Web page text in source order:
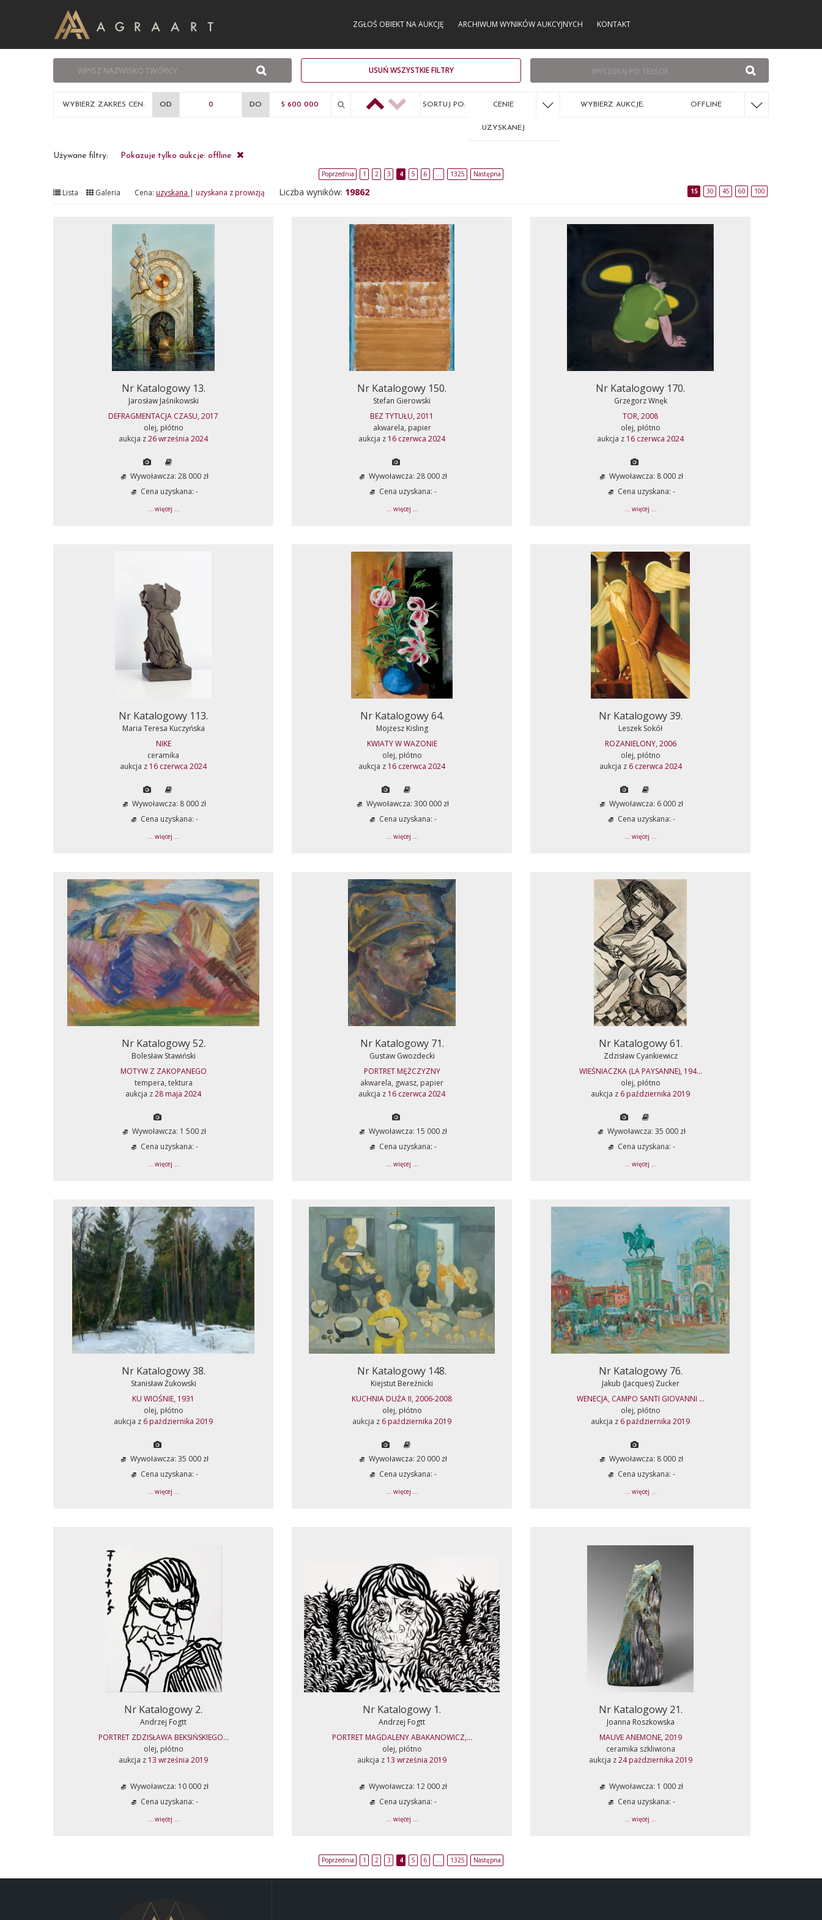
ZGŁOŚ OBIEKT NA AUKCJĘ ARCHIWUM WYNIKÓW AUKCYJNYCH KONTAKT
USUŃ WSZYSTKIE FILTRY
WYBIERZ ZAKRES CEN: OD DO SORTUJ PO: CENIE
UZYSKANEJ
WYBIERZ AUKCJE: OFFLINE
Używane filtry: Pokazuje tylko aukcje: offline
Poprzednia 1 2 3 4 5 6 … 1325 Następna
Lista Galeria Cena: uzyskana | uzyskana z prowizją Liczba wyników: 19862 15 30 45 60 100
Nr Katalogowy 13.
Jarosław Jaśnikowski
DEFRAGMENTACJA CZASU, 2017
olej, płótno
aukcja z26 września 2024
Wywoławcza: 28 000 zł
Cena uzyskana: -
... więcej ...
Nr Katalogowy 150.
Stefan Gierowski
BEZ TYTUŁU, 2011
akwarela, papier
aukcja z 16 czerwca 2024
Wywoławcza: 28 000 zł
Cena uzyskana: -
... więcej ...
Nr Katalogowy 170.
Grzegorz Wnęk
TOR, 2008
olej, płótno
aukcja z 16 czerwca 2024
Wywoławcza: 8 000 zł
Cena uzyskana: -
... więcej ...
Nr Katalogowy 113.
Maria Teresa Kuczyńska
NIKE
ceramika
aukcja z 16 czerwca 2024
Wywoławcza: 8 000 zł
Cena uzyskana: -
... więcej ...
Nr Katalogowy 64.
Mojżesz Kisling
KWIATY W WAZONIE
olej, płótno
aukcja z 16 czerwca 2024
Wywoławcza: 300 000 zł
Cena uzyskana: -
... więcej ...
Nr Katalogowy 39.
Leszek Sokół
ROZANIELONY, 2006
olej, płótno
aukcja z 6 czerwca 2024
Wywoławcza: 6 000 zł
Cena uzyskana: -
... więcej ...
Nr Katalogowy 52.
Bolesław Stawiński
MOTYW Z ZAKOPANEGO
tempera, tektura
aukcja z28 maja 2024
Wywoławcza: 1 500 zł
Cena uzyskana: -
... więcej ...
Nr Katalogowy 71.
Gustaw Gwozdecki
PORTRET MĘŻCZYZNY
akwarela, gwasz, papier
aukcja z 16 czerwca 2024
Wywoławcza: 15 000 zł
Cena uzyskana: -
... więcej ...
Nr Katalogowy 61.
Zdzisław Cyankiewicz
WIEŚNIACZKA (LA PAYSANNE), 194...
olej, płótno
aukcja z 6 października 2019
Wywoławcza: 35 000 zł
Cena uzyskana: -
... więcej ...
Nr Katalogowy 38.
Stanisław Żukowski
KU WIOŚNIE, 1931
olej, płótno
aukcja z 6 października 2019
Wywoławcza: 35 000 zł
Cena uzyskana: -
... więcej ...
Nr Katalogowy 148.
Kiejstut Bereźnicki
KUCHNIA DUŻA II, 2006-2008
olej, płótno
aukcja z 6 października 2019
Wywoławcza: 20 000 zł
Cena uzyskana: -
... więcej ...
Nr Katalogowy 76.
Jakub (Jacques) Zucker
WENECJA, CAMPO SANTI GIOVANNI ...
olej, płótno
aukcja z 6 października 2019
Wywoławcza: 8 000 zł
Cena uzyskana: -
... więcej ...
Nr Katalogowy 2.
Andrzej Fogtt
PORTRET ZDZISŁAWA BEKSIŃSKIEGO...
olej, płótno
aukcja z 13 września 2019
Wywoławcza: 10 000 zł
Cena uzyskana: -
... więcej ...
Nr Katalogowy 1.
Andrzej Fogtt
PORTRET MAGDALENY ABAKANOWICZ,...
olej, płótno
aukcja z 13 września 2019
Wywoławcza: 12 000 zł
Cena uzyskana: -
... więcej ...
Nr Katalogowy 21.
Joanna Roszkowska
MAUVE ANEMONE, 2019
ceramika szkliwiona
aukcja z24 października 2019
Wywoławcza: 1 000 zł
Cena uzyskana: -
... więcej ...
Poprzednia 1 2 3 4 5 6 … 1325 Następna